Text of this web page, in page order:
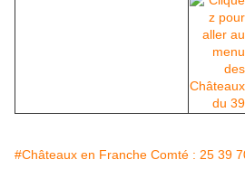
#Châteaux en Franche Comté : 25 39